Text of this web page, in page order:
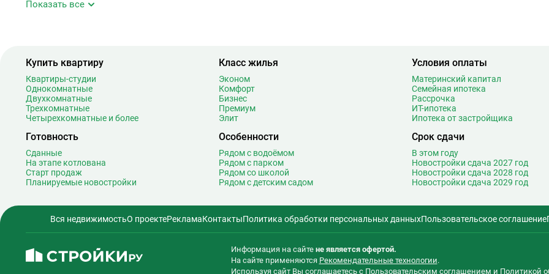
Баррикадная 21
Бауманская
Беговая
Беломорская
Белорусская
Беляево 11
Бибирево 19
Библиотека имени Ленина 14
Битцевский парк 3
Боровское шоссе 12
Братиславская 12
5
27
Н 19
Нагорная 17
Народное ополчение 27
Нахимовский проспект
Некрасовка
Показать все
Купить квартиру
Квартиры-студии
Однокомнатные
Двухкомнатные
Трехкомнатные
Четырехкомнатные и более
Готовность
Сданные
На этапе котлована
Старт продаж
Планируемые новостройки
Класс жилья
Эконом
Комфорт
Бизнес
Премиум
Элит
Особенности
Рядом с водоёмом
Рядом с парком
Рядом со школой
Рядом с детским садом
Условия оплаты
Материнский капитал
Семейная ипотека
Рассрочка
ИТ-ипотека
Ипотека от застройщика
Срок сдачи
В этом году
Новостройки сдача 2027 год
Новостройки сдача 2028 год
Новостройки сдача 2029 год
Вся недвижимостьО проектеРекламаКонтактыПолитика обработки персональных данныхПользовательское соглашение
Информация на сайте не является офертой.
На сайте применяются Рекомендательные технологии.
Используя сайт Вы соглашаетесь с Пользовательским соглашением и Политикой